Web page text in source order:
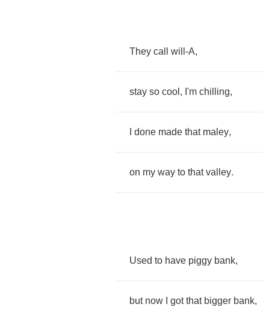
They call will -A,
stay so cool , I'm chilling,
done made that maley,
on my way to that valley.
Used to have piggy bank,
but now got that bigger bank,